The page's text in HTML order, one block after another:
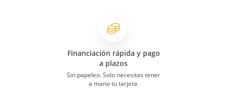
Financiación rápida y pago
a plazos
Sin papeleo. Solo necesitas tener
a mano tu tarjeta.